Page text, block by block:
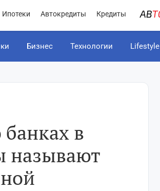
Ипотеки Автокредиты Кредиты
Бизнес Технологии Lifestyle
в
называют